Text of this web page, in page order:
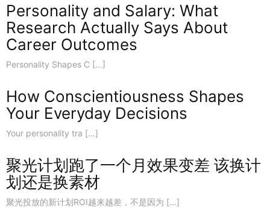
Personality and Salary: What
Research Actually Says About
Career Outcomes
Personality Shapes C […]
How Conscientiousness Shapes
Your Everyday Decisions
Your personality tra […]
聚光计划跑了一个月效果变差 该换计
划还是换素材
聚光投放的新计划ROI越来越差，不是因为 […]